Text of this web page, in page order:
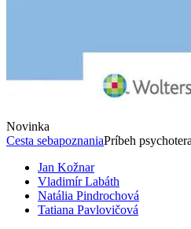
Novinka
Cesta sebapoznaniaPríbeh
Jan Kožnar
Vladimír Labáth
Natália Pindrochová
Tatiana Pavlovičová